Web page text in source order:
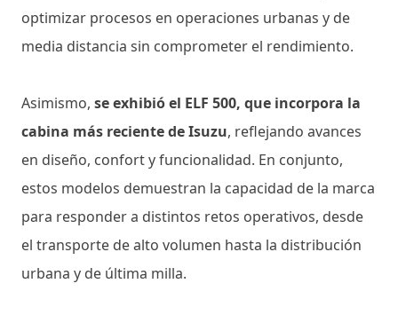
optimizar procesos en operaciones urbanas y de
media distancia sin comprometer el rendimiento.
Asimismo, se exhibió el ELF 500, que incorpora la
cabina más reciente de Isuzu, reflejando avances
en diseño, confort y funcionalidad. En conjunto,
estos modelos demuestran la capacidad de la marca
para responder a distintos retos operativos, desde
el transporte de alto volumen hasta la distribución
urbana y de última milla.